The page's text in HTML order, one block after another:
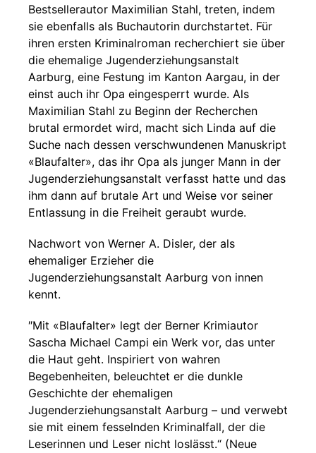
Bestsellerautor Maximilian Stahl, treten, indem
sie ebenfalls als Buchautorin durchstartet. Für
ihren ersten Kriminalroman recherchiert sie über
die ehemalige Jugenderziehungsanstalt
Aarburg, eine Festung im Kanton Aargau, in der
einst auch ihr Opa eingesperrt wurde. Als
Maximilian Stahl zu Beginn der Recherchen
brutal ermordet wird, macht sich Linda auf die
Suche nach dessen verschwundenen Manuskript
«Blaufalter», das ihr Opa als junger Mann in der
Jugenderziehungsanstalt verfasst hatte und das
ihm dann auf brutale Art und Weise vor seiner
Entlassung in die Freiheit geraubt wurde.
Nachwort von Werner A. Disler, der als
ehemaliger Erzieher die
Jugenderziehungsanstalt Aarburg von innen
kennt.
″Mit «Blaufalter» legt der Berner Krimiautor
Sascha Michael Campi ein Werk vor, das unter
die Haut geht. Inspiriert von wahren
Begebenheiten, beleuchtet er die dunkle
Geschichte der ehemaligen
Jugenderziehungsanstalt Aarburg – und verwebt
sie mit einem fesselnden Kriminalfall, der die
Leserinnen und Leser nicht loslässt.“ (Neue